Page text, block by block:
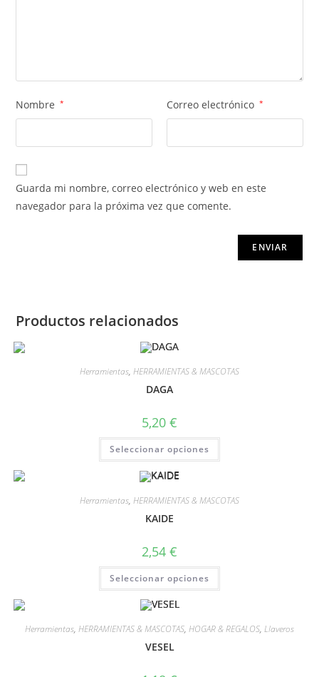
Nombre * Correo electrónico *
Guarda mi nombre, correo electrónico y web en este
navegador para la próxima vez que comente.
Productos relacionados
Herramientas, HERRAMIENTAS & MASCOTAS
DAGA
5,20 €
Seleccionar opciones
Herramientas, HERRAMIENTAS & MASCOTAS
KAIDE
2,54 €
Seleccionar opciones
Herramientas, HERRAMIENTAS & MASCOTAS, HOGAR & REGALOS, Llaveros
VESEL